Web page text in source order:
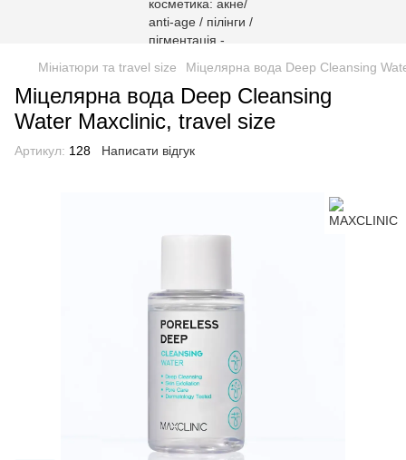
Мініатюри та travel size Міцелярна вода Deep Cleansing
Міцелярна вода Deep Cleansing
Water Maxclinіc, travel size
Артикул: 128 Написати відгук